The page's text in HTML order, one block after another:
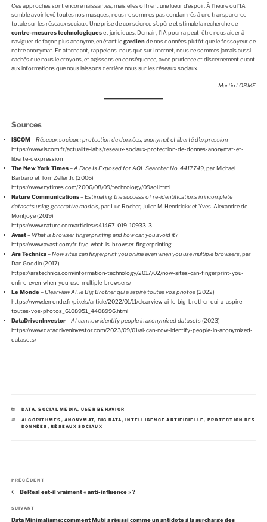
Ces approches sont encore naissantes, mais elles offrent une lueur d’espoir. À l’heure où l’IA
semble avoir levé toutes nos masques, nous ne sommes pas condamnés à une transparence
totale sur les réseaux sociaux. Une prise de conscience s’opère et stimule la recherche de
contre-mesures technologiqueset juridiques. Demain, l’IA pourra peut-être nous aider à
naviguer de façon plus anonyme, en étant legardiende nos données plutôt que le fossoyeur de
notre anonymat. En attendant, rappelons-nous que sur Internet, nous ne sommes jamais aussi
cachés que nous le croyons, et agissons en conséquence, avec prudence et discernement quant
aux informations que nous laissons derrière nous sur les réseaux sociaux.
Martin LORME
Sources
ISCOM–Réseaux sociaux : protection de données, anonymat et liberté d’expression
https://www.iscom.fr/actualite-labs/reseaux-sociaux-protection-de-donnes-anonymat-et-
liberte-dexpression
The New York Times–A Face Is Exposed for AOL Searcher No. 4417749, par Michael
Barbaro et Tom Zeller Jr. (2006)
https://www.nytimes.com/2006/08/09/technology/09aol.html
Nature Communications–Estimating the success of re-identifications in incomplete
datasets using generative models, par Luc Rocher, Julien M. Hendrickx et Yves-Alexandre de
Montjoye (2019)
https://www.nature.com/articles/s41467-019-10933-3
Avast– What is browser fingerprinting and how can you avoid it?
https://www.avast.com/fr-fr/c-what-is-browser-fingerprinting
Ars Technica–Now sites can fingerprint you online even when you use multiple browsers, par
Dan Goodin (2017)
https://arstechnica.com/information-technology/2017/02/now-sites-can-fingerprint-you-
online-even-when-you-use-multiple-browsers/
Le Monde–Clearview AI, le Big Brother qui a aspiré toutes vos photos(2022)
https://www.lemonde.fr/pixels/article/2022/01/11/clearview-ai-le-big-brother-qui-a-aspire-
toutes-vos-photos_6108951_4408996.html
DataDrivenInvestor–AI can now identify people in anonymized datasets(2023)
https://www.datadriveninvestor.com/2023/09/01/ai-can-now-identify-people-in-anonymized-
datasets/
C
T
É
DATA,SOCIAL MEDIA, USER BEHAVIOR
É
T
S
ALGORITHMES ,ANONYMAT, BIG DATA ,INTELLIGENCE ARTIFICIELLE, PROTECTION DES
DONNÉES ,RÉSEAUX SOCIAUX
v
i
g
A
r
i
PRÉCÉDENT
BeReal est-il vraiment « anti-influence » ?
A
r
SUIVANT
Data Minimalisme: comment Mubi a réussi comme un antidote à la surcharge des